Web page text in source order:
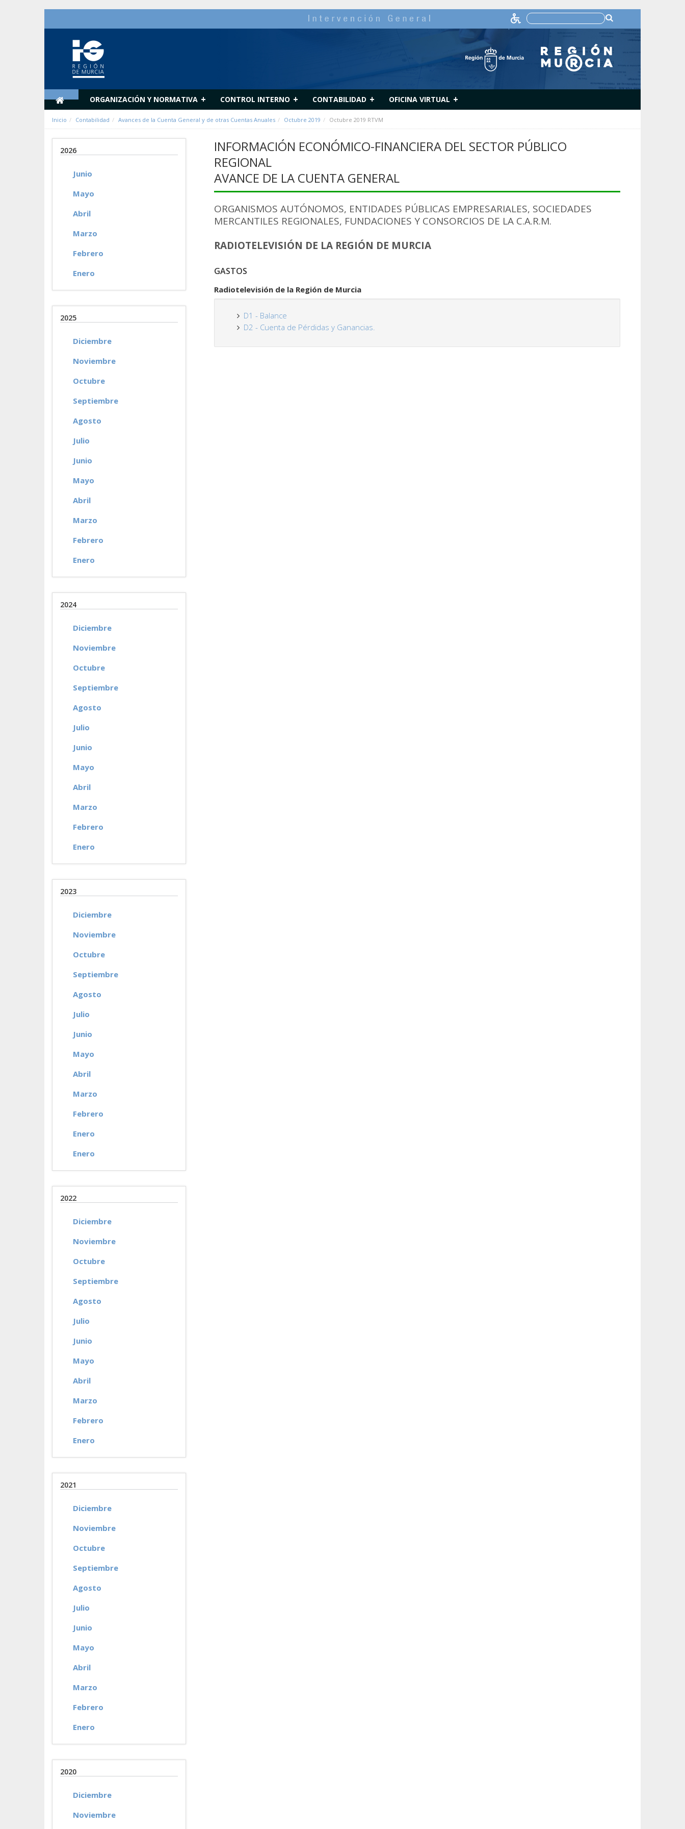
ORGANIZACIÓN Y NORMATIVA + CONTROL INTERNO + CONTABILIDAD + OFICINA VIRTUAL +
Inicio Contabilidad Avances de la Cuenta General y de otras Cuentas Anuales Octubre 2019 Octubre 2019 RTVM
2026
Junio
Mayo
Abril
Marzo
Febrero
Enero
2025
Diciembre
Noviembre
Octubre
Septiembre
Agosto
Julio
Junio
Mayo
Abril
Marzo
Febrero
Enero
2024
Diciembre
Noviembre
Octubre
Septiembre
Agosto
Julio
Junio
Mayo
Abril
Marzo
Febrero
Enero
2023
Diciembre
Noviembre
Octubre
Septiembre
Agosto
Julio
Junio
Mayo
Abril
Marzo
Febrero
Enero
Enero
2022
Diciembre
Noviembre
Octubre
Septiembre
Agosto
Julio
Junio
Mayo
Abril
Marzo
Febrero
Enero
2021
Diciembre
Noviembre
Octubre
Septiembre
Agosto
Julio
Junio
Mayo
Abril
Marzo
Febrero
Enero
2020
Diciembre
Noviembre
INFORMACIÓN ECONÓMICO-FINANCIERA DEL SECTOR PÚBLICO
REGIONAL
AVANCE DE LA CUENTA GENERAL
ORGANISMOS AUTÓNOMOS, ENTIDADES PÚBLICAS EMPRESARIALES, SOCIEDADES
MERCANTILES REGIONALES, FUNDACIONES Y CONSORCIOS DE LA C.A.R.M.
RADIOTELEVISIÓN DE LA REGIÓN DE MURCIA
GASTOS
Radiotelevisión de la Región de Murcia
D1 - Balance
D2 - Cuenta de Pérdidas y Ganancias.